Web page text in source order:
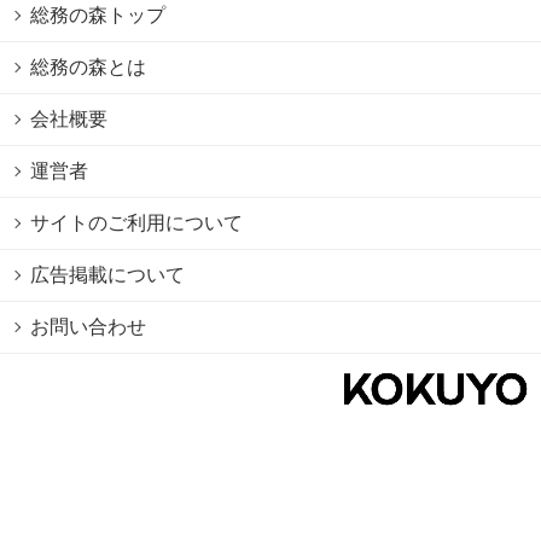
総務の森トップ
総務の森とは
会社概要
運営者
サイトのご利用について
広告掲載について
お問い合わせ